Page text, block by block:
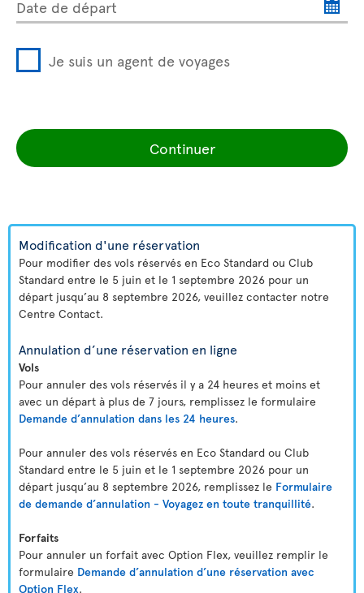
Date de départ
Je suis un agent de voyages
Continuer
Modification d'une réservation
Pour modifier des vols réservés en Eco Standard ou Club
Standard entre le 5 juin et le 1 septembre 2026 pour un
départ jusqu’au 8 septembre 2026, veuillez contacter notre
Centre Contact.
Annulation d’une réservation en ligne
Vols
Pour annuler des vols réservés il y a 24 heures et moins et
avec un départ à plus de 7 jours, remplissez le formulaire
Demande d’annulation dans les 24 heures.
Pour annuler des vols réservés en Eco Standard ou Club
Standard entre le 5 juin et le 1 septembre 2026 pour un
départ jusqu’au 8 septembre 2026, remplissez le Formulaire
de demande d’annulation - Voyagez en toute tranquillité.
Forfaits
Pour annuler un forfait avec Option Flex, veuillez remplir le
formulaire Demande d’annulation d’une réservation avec
Option Flex.